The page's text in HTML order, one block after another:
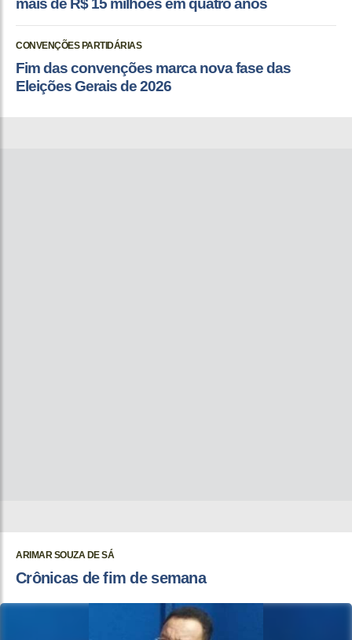
mais de R$ 15 milhões em quatro anos
CONVENÇÕES PARTIDÁRIAS
Fim das convenções marca nova fase das
Eleições Gerais de 2026
ARIMAR SOUZA DE SÁ
Crônicas de fim de semana